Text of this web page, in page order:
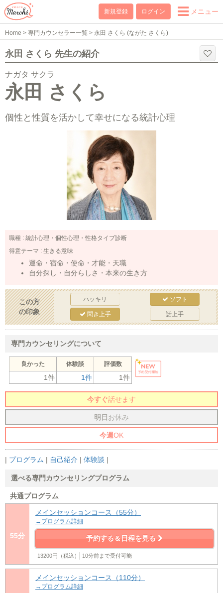
新規登録 ログイン メニュー
Home > 専門カウンセラー一覧 > 永田 さくら (ながた さくら)
永田 さくら 先生の紹介
ナガタ サクラ
永田 さくら
個性と性質を活かして幸せになる統計心理
職種 : 統計心理・個性心理・性格タイプ診断
得意テーマ : 生きる意味
運命・宿命・使命・才能・天職
自分探し・自分らしさ・本来の生き方
この方
の印象
ハッキリ ソフト
聞き上手 話上手
専門カウンセリングについて
良かった 体験談 評価数
1件 1件 1件
今すぐ話せます
明日 お休み
今週OK
| プログラム | 自己紹介 | 体験談 |
選べる専門カウンセリングプログラム
共通プログラム
55分
メインセッションコース（55分）
→プログラム詳細
予約する＆日程を見る
13200円（税込） 10分前まで受付可能
メインセッションコース（110分）
→プログラム詳細